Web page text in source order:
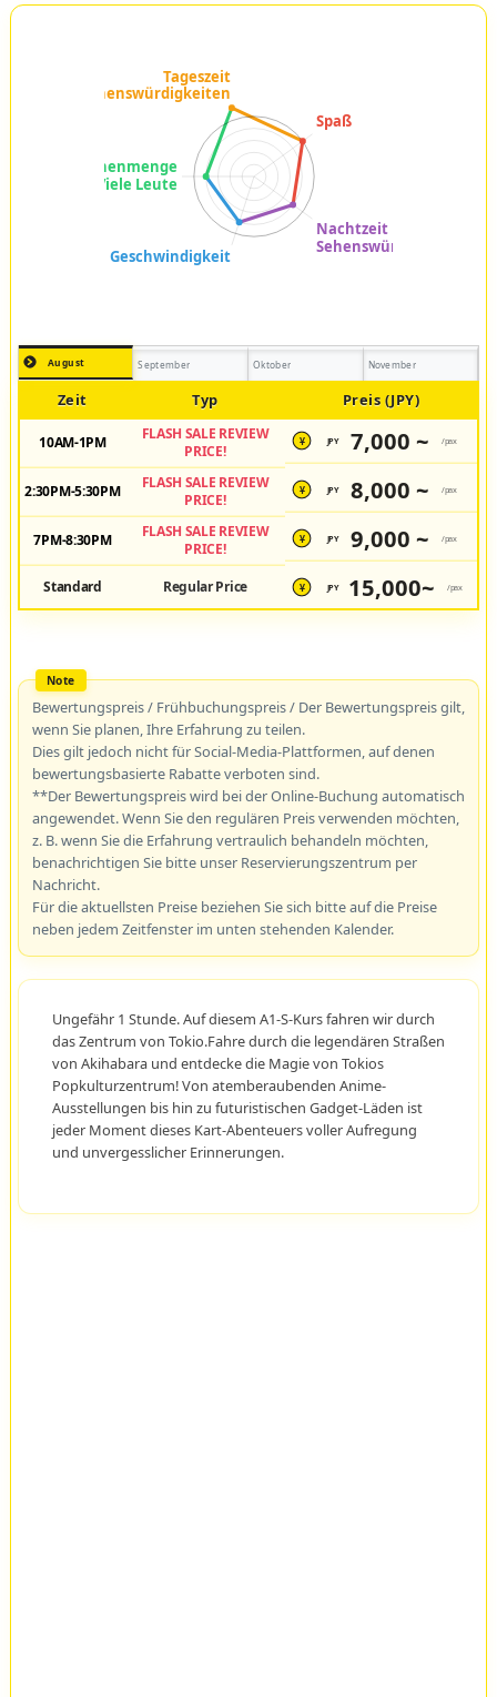
August September Oktober November
Zeit Typ Preis (JPY)
10AM-1PM
FLASH SALE REVIEW
PRICE!
¥ JPY 7,000 ~ /pax
2:30PM-5:30PM
FLASH SALE REVIEW
PRICE!
¥ JPY 8,000 ~ /pax
7PM-8:30PM
FLASH SALE REVIEW
PRICE!
¥ JPY 9,000 ~ /pax
Standard Regular Price ¥ JPY 15,000~ /pax
Bewertungspreis / Frühbuchungspreis / Der Bewertungspreis gilt,
wenn Sie planen, Ihre Erfahrung zu teilen.
Dies gilt jedoch nicht für Social-Media-Plattformen, auf denen
bewertungsbasierte Rabatte verboten sind.
**Der Bewertungspreis wird bei der Online-Buchung automatisch
angewendet. Wenn Sie den regulären Preis verwenden möchten,
z. B. wenn Sie die Erfahrung vertraulich behandeln möchten,
benachrichtigen Sie bitte unser Reservierungszentrum per
Nachricht.
Für die aktuellsten Preise beziehen Sie sich bitte auf die Preise
neben jedem Zeitfenster im unten stehenden Kalender.
Ungefähr 1 Stunde. Auf diesem A1-S-Kurs fahren wir durch
das Zentrum von Tokio.Fahre durch die legendären Straßen
von Akihabara und entdecke die Magie von Tokios
Popkulturzentrum! Von atemberaubenden Anime-
Ausstellungen bis hin zu futuristischen Gadget-Läden ist
jeder Moment dieses Kart-Abenteuers voller Aufregung
und unvergesslicher Erinnerungen.